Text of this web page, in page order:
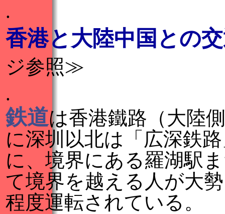
.
香港と大陸中国との
ジ参照≫
.
鉄道は香港鐵路（大陸
に深圳以北は「広深鉄
に、境界にある羅湖駅
て境界を越える人が大
程度運転されている。